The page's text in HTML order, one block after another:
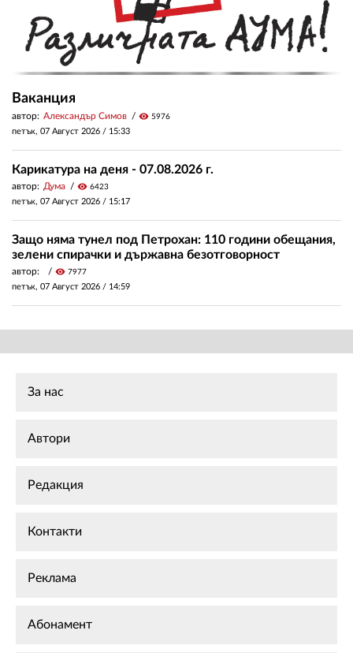
Ваканция
автор: Александър Симов visibility 5976
петък, 07 Август 2026 / 15:33
Карикатура на деня - 07.08.2026 г.
автор: Дума visibility 6423
петък, 07 Август 2026 / 15:17
Защо няма тунел под Петрохан: 110 години обещания,
зелени спирачки и държавна безотговорност
автор: visibility 7977
петък, 07 Август 2026 / 14:59
За нас
Автори
Редакция
Контакти
Реклама
Абонамент